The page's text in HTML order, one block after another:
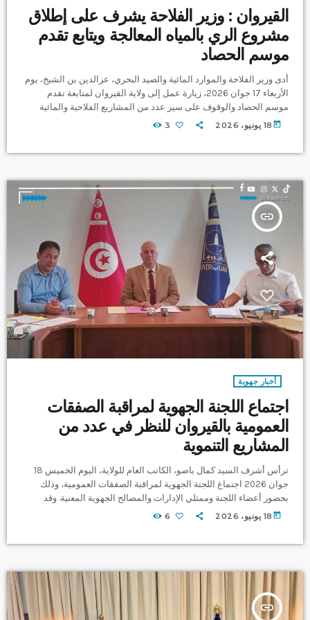
القيروان : وزير الفلاحة يشرف على إطلاق
مشروع الري بالمياه المعالجة ويتابع تقدم
موسم الحصاد
أدى وزير الفلاحة والموارد المائية والصيد البحري، عزالدين بن الشيخ، يوم
الأربعاء 17 جوان 2026، زيارة عمل إلى ولاية القيروان لمتابعة تقدم
موسم الحصاد والوقوف على سير عدد من المشاريع الفلاحية والمائية
بالجهة. واستهل الوزير زيارته بالمركب الفلاحي بالعَلَم بمعتمدية السبيخة،
today 18 يونيو، 2026 3
insert_link
أخبار جهوية
اجتماع اللجنة الجهوية لمراقبة الصفقات
العمومية بالقيروان للنظر في عدد من
المشاريع التنموية
ترأس أشرف السيد كمال باصو، الكاتب العام للولاية، اليوم الخميس 18
جوان 2026 اجتماع اللجنة الجهوية لمراقبة الصفقات العمومية، وذلك
بحضور أعضاء اللجنة وممثلي الإدارات والمصالح الجهوية المعنية. وقد
خصص الاجتماع للنظر في عدد من المشاريع ذات الطابع التنموي والأمني،
today 18 يونيو، 2026 6
insert_link